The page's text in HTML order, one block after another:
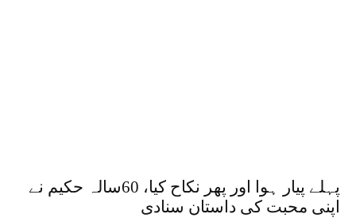
پہلے پیار ہوا اور پھر نکاح کیا، 60سالہ حکیم نے
اپنی محبت کی داستان سنادی